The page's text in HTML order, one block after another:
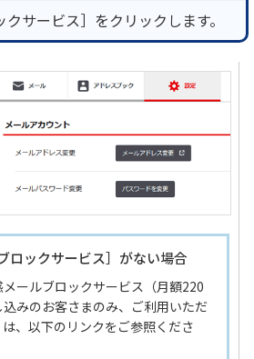
クサービス］をクリックします。
ロックサービス］がない場合
ールブロックサービス（月額220
みのお客さまのみ、ご利用いただ
、以下のリンクをご参照くださ